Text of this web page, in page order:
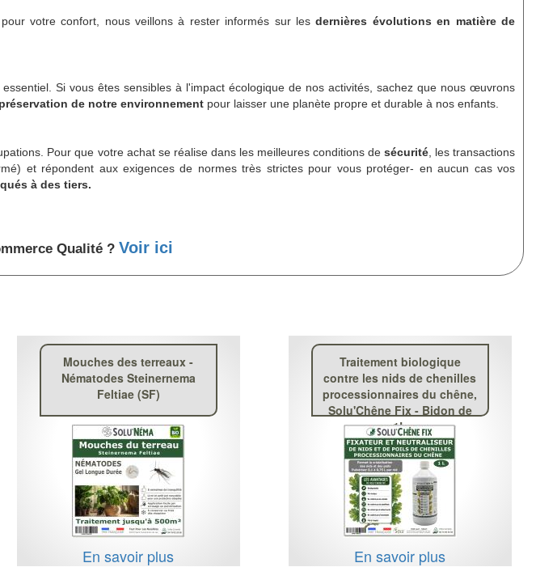
votre confort, nous veillons à rester informés sur lesdernières évolutions en matière de
Si vous êtes sensibles à l'impact écologique de nos activités, sachez que nous œuvrons
préservation de notre environnement pour laisser une planète propre et durable à nos enfants.
Pour que votre achat se réalise dans les meilleures conditions de sécurité, les transactions
et répondent aux exigences de normes très strictes pour vous protéger- en aucun cas vos
à des tiers.
Qualité ? Voir ici
Mouches des terreaux -
Nématodes Steinernema
Feltiae (SF)
En savoir plus
Traitement biologique
contre les nids de chenilles
processionnaires du chêne,
Solu'Chêne Fix - Bidon de
1L
En savoir plus